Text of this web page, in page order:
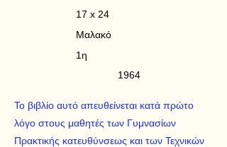
17 x 24
Μαλακό
1η
1964
Το βιβλίο αυτό απευθείνεται κατά πρώτο
λόγο στους μαθητές των Γυμνασίων
Πρακτικής κατευθύνσεως και των Τεχνικών